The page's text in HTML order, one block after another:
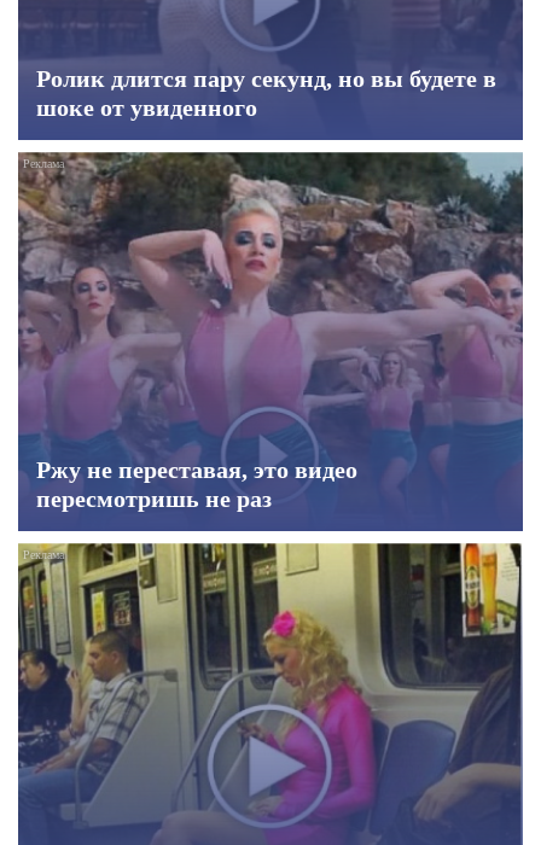
Ролик длится пару секунд, но вы будете в
шоке от увиденного
Ржу не переставая, это видео
пересмотришь не раз